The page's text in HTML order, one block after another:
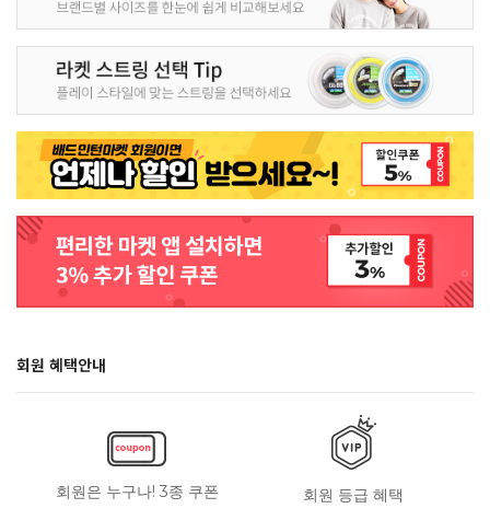
회원 혜택안내
회원은 누구나! 3종 쿠폰 회원 등급 혜택